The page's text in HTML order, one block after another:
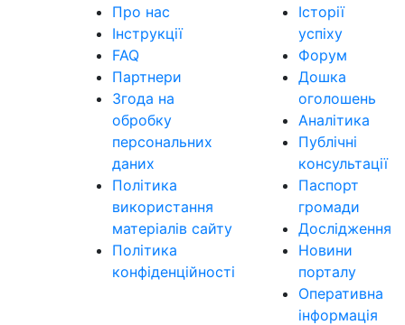
Про нас
Інструкції
FAQ
Партнери
Згода на
обробку
персональних
даних
Політика
використання
матеріалів сайту
Політика
конфіденційності
Історії
успіху
Форум
Дошка
оголошень
Аналітика
Публічні
консультації
Паспорт
громади
Дослідження
Новини
порталу
Оперативна
інформація